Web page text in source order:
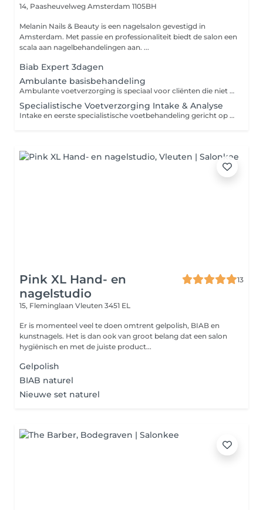
14, Paasheuvelweg Amsterdam 1105BH
Melanin Nails & Beauty is een nagelsalon gevestigd in
Amsterdam. Met passie en professionaliteit biedt de salon een
scala aan nagelbehandelingen aan. ...
Biab Expert 3dagen
Ambulante basisbehandeling
Ambulante voetverzorging is speciaal voor cliënten die niet naar de salon kunnen komen. De behandeling wordt uitgevoerd op locatie (bijv. zorginstelling of ziekenhuis). Tijdens deze behandeling werk ik zorgvuldig, hygiënisch en afgestemd op jouw situatie. De basisbehandeling bestaat uit: Desinfectie en inspectie van de voeten Nagels knippen en verzorgen Reinigen en verzorgen van de nagelomgeving Licht eelt verwijderen Verzachtende verzorging met professionele producten Ambulante basisbehandeling Vanaf €85 Ambulant + gellak Vanaf €115 Ambulant complex (probleemvoeten / intensieve behandeling) €130 €180 Denk hierbij aan: verdikte nagels ingroeiende nagels schimmelnagels veel eelt of kloven intensieve voetproblematiek LET OP! EXTRA KOSTEN (indien van toepassing) Bij extra behandeltijd of aangepaste werkomstandigheden kunnen aanvullende kosten worden gerekend. Extra behandeltijd: 15 min + €15 30 min + €30 45 min + €45 Aangepaste werkomstandigheden: Bij bedlegerige cliënten, beperkte mobiliteit of situaties waarbij extra ondersteuning nodig is (zoals het positioneren van de voeten of werken in een aangepaste houding), kan de behandeltijd oplopen en worden extra kosten berekend op basis van tijd. VOORRIJKOSTEN €15 standaard Of km-vergoeding (indien buiten regio) TOESLAGEN Toeslagen worden automatisch toegepast op basis van het gekozen moment en zijn niet inbegrepen in de basisprijs. Zaterdag Toeslag + €10 Zondag Toeslag + €20 Deze behandeling is alleen op aanvraag en niet direct online te boeken. Twijfel je welke behandeling bij jou past? Stuur gerust een bericht, ik denk graag met je mee. Neem contact op via: WhatsApp +31645248705 Telefoon Of laat een bericht achter via de website
Specialistische Voetverzorging Intake & Analyse
Intake en eerste specialistische voetbehandeling gericht op analyse, comfortverbetering en verzorging van probleemzones. Inclusief voetanalyse, dossieropbouw, behandeladvies en eerste specialistische verzorging. Mogelijke aandachtspunten: verdikte nagels schimmelgevoelige nagels drukklachten eeltvorming kloven gevoelige zones ingroeiende nagels intensieve voetverzorging Na intake wordt beoordeeld welk vervolgtraject het meest passend is. De uiteindelijke investering is afhankelijk van de ernst van de voetproblematiek, benodigde behandeltijd, aantal probleemzones, monitoring en eventuele ambulante zorg. Specialistische Intake & eerste behandeling vanaf €125 incl btw Specialistische Voetbehandeling vanaf €95 incl btw Intensieve Specialistische Voetbehandeling vanaf €160 incl btw Specialistisch Comforttraject prijs op aanvraag / maatwerktraject
Pink XL Hand- en
nagelstudio
13
15, Fleminglaan Vleuten 3451 EL
Er is momenteel veel te doen omtrent gelpolish, BIAB en
kunstnagels. Het is dan ook van groot belang dat een salon
hygiënisch en met de juiste product...
Gelpolish
BIAB naturel
Nieuwe set naturel